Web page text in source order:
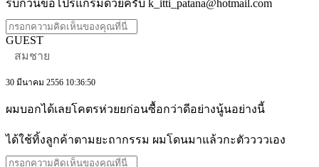
รบกวนขอโปรแกรมด้วยครับ k_itti_patana@hotmail.com
GUEST
สมชาย
30 มีนาคม 2556 10:36:50
ผมบอกได้เลยโคตรห่วยยก่อนซื้อกว่าดีอย่างนู้นอย่างนี้
ได้ใช้ทิ้งลูกค้าตามยะถากรรม ผมโดนมาแล้วกะตัววววเอง